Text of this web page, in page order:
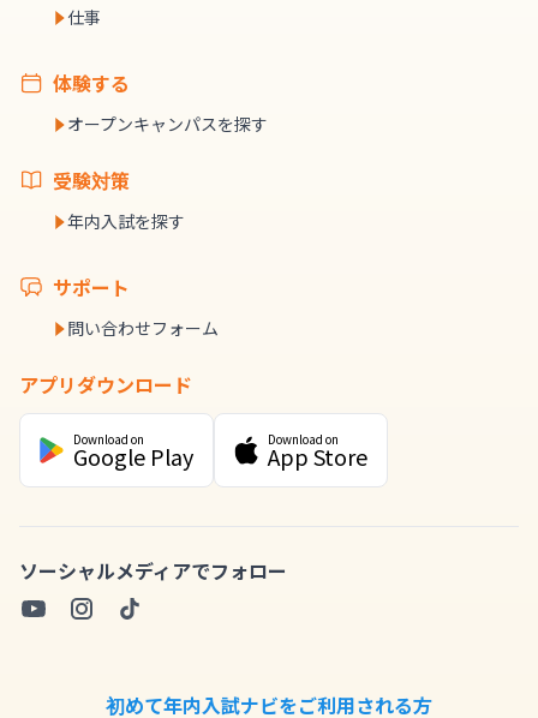
仕事
体験する
オープンキャンパスを探す
受験対策
年内入試を探す
サポート
問い合わせフォーム
アプリダウンロード
Download on
Google Play
Download on
App Store
ソーシャルメディアでフォロー
初めて年内入試ナビをご利用される方